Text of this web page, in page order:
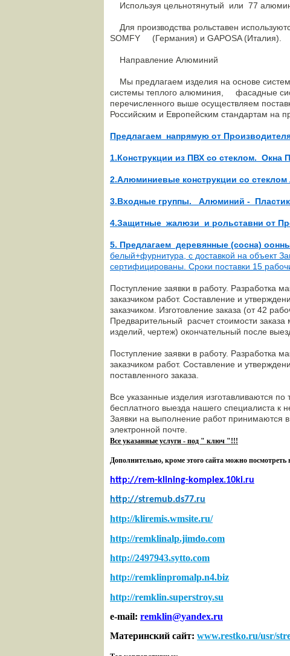
Используя цельнотянутый или 77
Для производства рольставен
SOMFY (Германия) и GAPOSA (Италия).
Направление Алюминий
Мы предлагаем изделия на основе
системы теплого алюминия, фасадные
перечисленного выше осуществляем
Российским и Европейским стандартам на
Предлагаем напрямую от
1.Конструкции из ПВХ со стеклом.
2.Алюминиевые конструкции со
3.Входные группы. Алюминий -
4.Защитные жалюзи и рольставни от
5. Предлагаем деревянные (сосна)
белый+фурнитура, с доставкой на объект
сертифицированы. Сроки поставки 15
Поступление заявки в работу. Разработка
заказчиком работ. Составление и
заказчиком. Изготовление заказа (от 42
Предварительный расчет стоимости
изделий, чертеж) окончательный после
Поступление заявки в работу. Разработка
заказчиком работ. Составление и
поставленного заказа.
Все указанные изделия изготавливаются
бесплатного выезда нашего специалиста к
Заявки на выполнение работ принимаются
электронной почте.
Все указанные услуги - под " ключ "!!!
Дополнительно, кроме этого сайта можно
http://rem-klining-komplex.10ki.ru
http://stremub.ds77.ru
http://kliremis.wmsite.ru/
http://remklinalp.jimdo.com
http://2497943.sytto.com
http://remklinpromalp.n4.biz
http://remklin.superstroy.su
e-mail: remklin@yandex.ru
Материнский сайт: www.restko.ru/usr/